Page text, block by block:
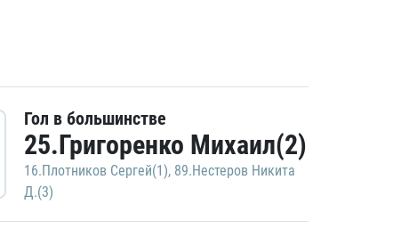
Гол в большинстве
25.Григоренко Михаил(2)
16.Плотников Сергей(1), 89.Нестеров Никита
Д.(3)